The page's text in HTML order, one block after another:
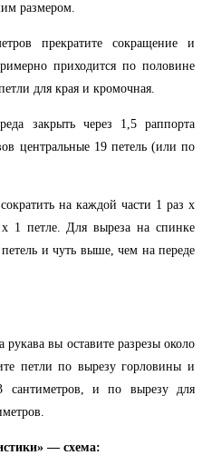
размером.
прекратите сокращение и
приходится по половине
для края и кромочная.
закрыть через 1,5 раппорта
центральные 19 петель (или по
на каждой части 1 раз х
1 петле. Для выреза на спинке
и чуть выше, чем на переде
вы оставите разрезы около
петли по вырезу горловины и
сантиметров, и по вырезу для
— схема: